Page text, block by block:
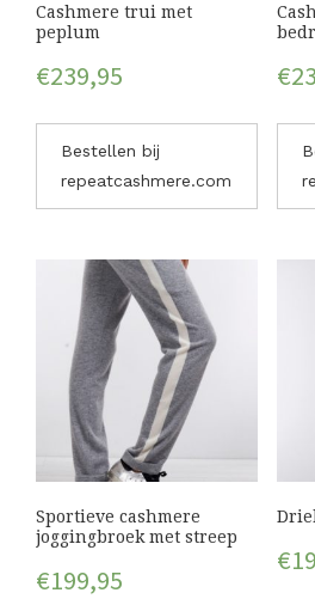
Cashmere trui met
peplum
€239,95
Bestellen bij
repeatcashmere.com
€
Sportieve cashmere
joggingbroek met streep
€199,95
€